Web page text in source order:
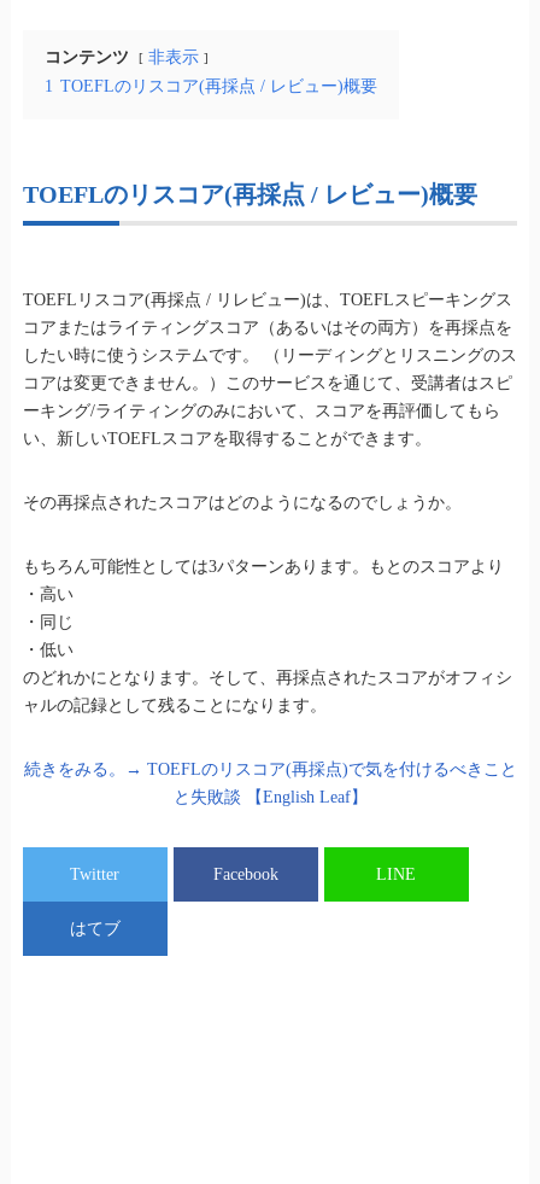
コンテンツ
非表示
1 TOEFLのリスコア(再採点 / レビュー)概要
TOEFLのリスコア(再採点 / レビュー)概要
TOEFLリスコア(再採点 / リレビュー)は、TOEFLスピーキングス
コアまたはライティングスコア（あるいはその両方）を再採点を
したい時に使うシステムです。
（リーディングとリスニングのス
コアは変更できません。）このサービスを通じて、受講者はスピ
ーキング/ライティングのみにおいて、スコアを再評価してもら
い、新しいTOEFLスコアを取得することができます。
その再採点されたスコアはどのようになるのでしょうか。
もちろん可能性としては3パターンあります。もとのスコアより
・高い
・同じ
・低い
のどれかにとなります。そして、再採点されたスコアがオフィシ
ャルの記録として残ることになります。
続きをみる。→ TOEFLのリスコア(再採点)で気を付けるべきこと
と失敗談 【English Leaf】
Twitter Facebook LINE
はてブ